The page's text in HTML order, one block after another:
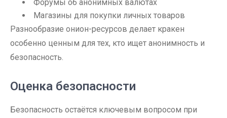
Форумы об анонимных валютах
Магазины для покупки личных товаров
Разнообразие онион-ресурсов делает кракен
особенно ценным для тех, кто ищет анонимность и
безопасность.
Оценка безопасности
Безопасность остаётся ключевым вопросом при